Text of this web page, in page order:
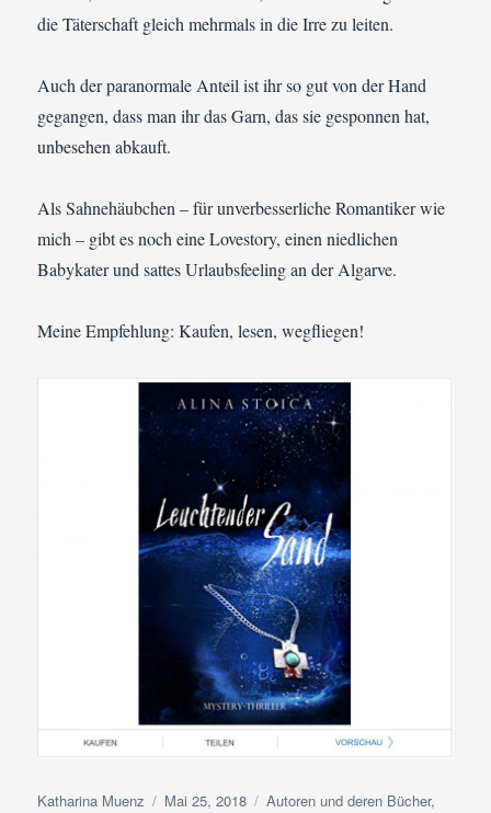
die Täterschaft gleich mehrmals in die Irre zu leiten.
Auch der paranormale Anteil ist ihr so gut von der Hand
gegangen, dass man ihr das Garn, das sie gesponnen hat,
unbesehen abkauft.
Als Sahnehäubchen – für unverbesserliche Romantiker wie
mich – gibt es noch eine Lovestory, einen niedlichen
Babykater und sattes Urlaubsfeeling an der Algarve.
Meine Empfehlung: Kaufen, lesen, wegfliegen!
Autor
Katharina Muenz
Veröffentlicht
Mai 25, 2018 Kategorien
Autoren und deren Bücher,